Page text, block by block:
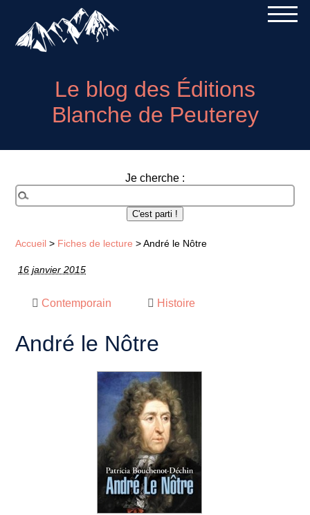
Le blog des Éditions
Blanche de Peuterey
Je cherche :
Accueil > Fiches de lecture >André le Nôtre
16 janvier 2015
Contemporain Histoire
André le Nôtre